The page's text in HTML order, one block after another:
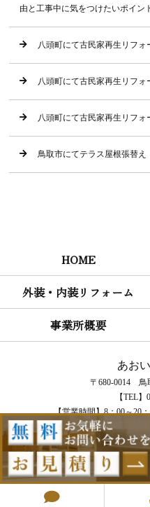
由と工事中に気をつけたいポイン
八頭町にて古民家再生リフ
八頭町にて古民家再生リフ
八頭町にて古民家再生リフ
鳥取市にてテラス屋根張替え
HOME
外装・内装リフォーム
事業所概要
あお
〒680-0014 鳥
【TEL】
【営業時間】8：00～20
【定
COPYRIGHT © あおい